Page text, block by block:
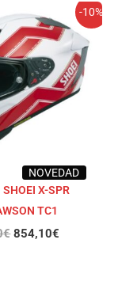
-10%
NOVEDAD
SHOEI X-SPR
TC1
€
precio
original
era:
949,00€.
854,10€
precio
actual
es:
854,10€.